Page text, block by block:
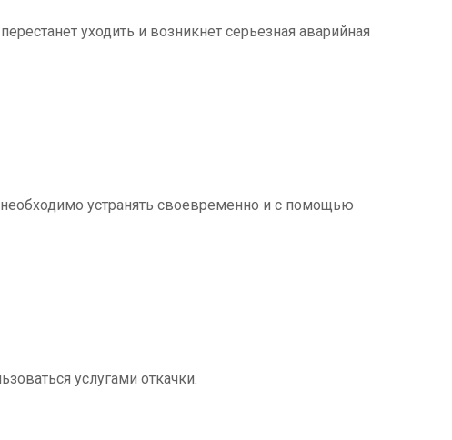
уходить и возникнет серьезная аварийная
устранять своевременно и с помощью
услугами откачки.